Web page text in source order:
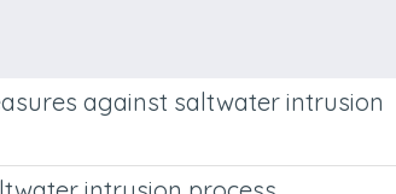
against saltwater intrusion